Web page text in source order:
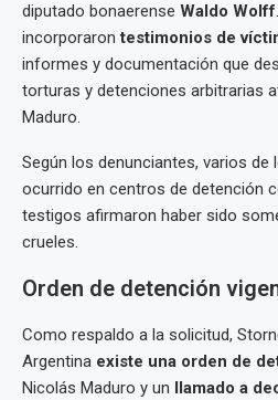
diputado bonaerense Waldo Wolff
incorporarontestimonios de
informes y documentación que
torturas y detenciones arbitrarias
Maduro.
Según los denunciantes, varios de
ocurrido en centros de detención
testigos afirmaron haber sido
crueles.
Orden de detención
Como respaldo a la solicitud,
Argentina existe una orden de
Nicolás Maduro y un
llamado a